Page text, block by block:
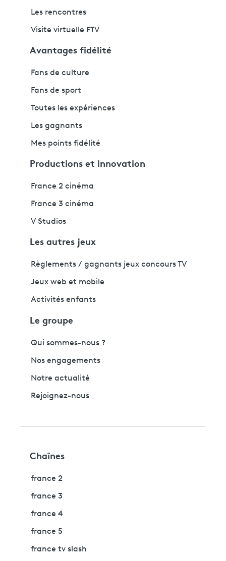
Les rencontres
Visite virtuelle FTV
Avantages fidélité
Fans de culture
Fans de sport
Toutes les expériences
Les gagnants
Mes points fidélité
Productions et innovation
France 2 cinéma
France 3 cinéma
V Studios
Les autres jeux
Règlements / gagnants jeux concours TV
Jeux web et mobile
Activités enfants
Le groupe
Qui sommes-nous ?
Nos engagements
Notre actualité
Rejoignez-nous
Chaînes
france 2
france 3
france 4
france 5
france tv slash